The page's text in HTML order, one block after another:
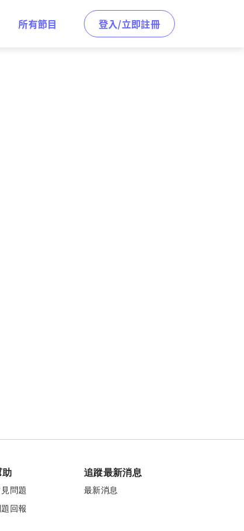
所有節目 登入/立即註冊
助
問題
回報
追蹤最新消息
最新消息